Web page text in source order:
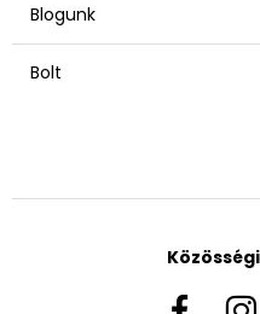
Blogunk
Bolt